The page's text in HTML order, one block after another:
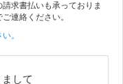
求書払いも承っておりま
連絡ください。
。
して